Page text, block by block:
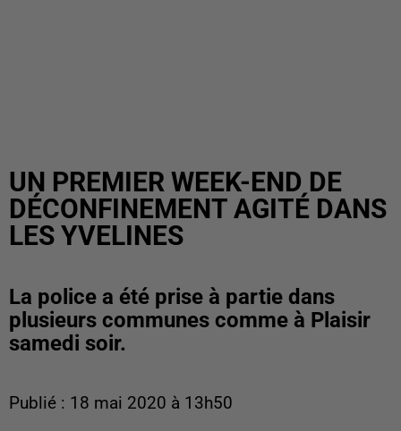
UN PREMIER WEEK-END DE
DÉCONFINEMENT AGITÉ DANS
LES YVELINES
La police a été prise à partie dans
plusieurs communes comme à Plaisir
samedi soir.
Publié : 18 mai 2020 à 13h50